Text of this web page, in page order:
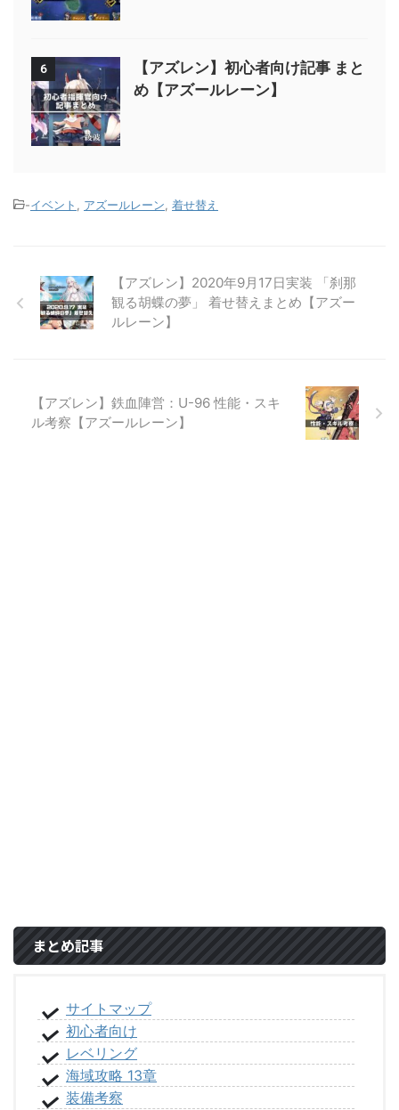
6
【アズレン】初心者向け記事 まと
め【アズールレーン】
-イベント アズールレーン 着せ替え
【アズレン】2020年9月17日実装 「刹那
観る胡蝶の夢」 着せ替えまとめ【アズー
ルレーン】
【アズレン】鉄血陣営：U-96 性能・スキ
ル考察【アズールレーン】
まとめ記事
サイトマップ
初心者向け
レベリング
海域攻略 13章
装備考察